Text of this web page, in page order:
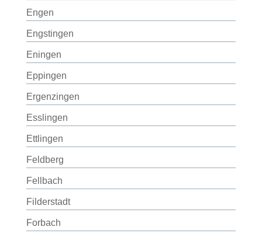
Engen
Engstingen
Eningen
Eppingen
Ergenzingen
Esslingen
Ettlingen
Feldberg
Fellbach
Filderstadt
Forbach